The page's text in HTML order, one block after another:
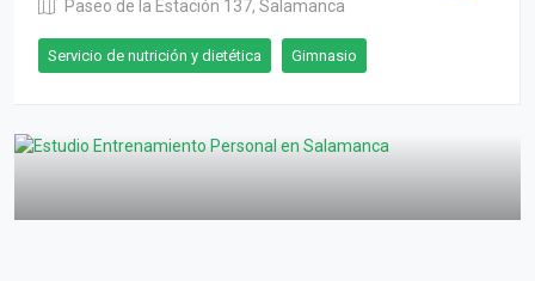
Paseo de la Estación 137, Salamanca
Servicio de nutrición y dietética Gimnasio